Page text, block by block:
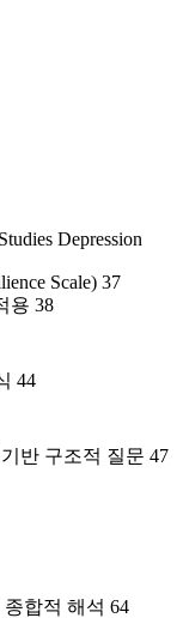
Depression
Scale) 37
용 38
44
반 구조적 질문 47
합적 해석 64